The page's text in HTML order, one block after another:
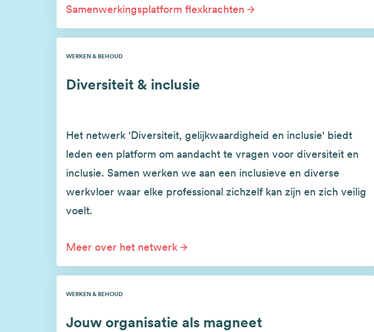
Samenwerkingsplatform flexkrachten
Diversiteit & inclusie
WERKEN & BEHOUD
Het netwerk 'Diversiteit, gelijkwaardigheid en inclusie' biedt
leden een platform om aandacht te vragen voor diversiteit en
inclusie. Samen werken we aan een inclusieve en diverse
werkvloer waar elke professional zichzelf kan zijn en zich veilig
voelt.
Meer over het netwerk
Jouw organisatie als magneet
WERKEN & BEHOUD